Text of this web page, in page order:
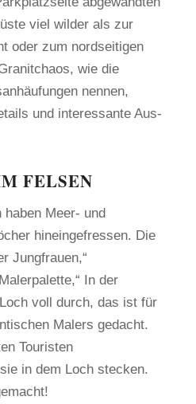
viel wilder als zur
oder zum nordseitigen
wie die
nennen,
und interessante Aus-
FELSEN
Meer- und
hineingefressen. Die
Jungfrauen,“
In der
voll durch, das ist für
Malers gedacht.
Touristen
in dem Loch stecken.